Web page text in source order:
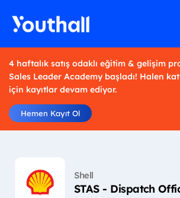
4 haftalık satış odaklı eğitim & gelişim
Sales Leader Academy başladı! Halen
için kayıtlar devam ediyor.
Hemen Kayıt Ol
Shell
STAS - Dispatch